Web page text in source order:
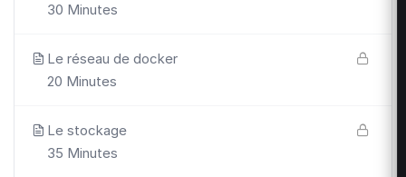
30 Minutes
Le réseau de docker
20 Minutes
Le stockage
35 Minutes